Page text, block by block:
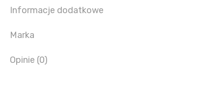
Informacje dodatkowe
Marka
Opinie (0)